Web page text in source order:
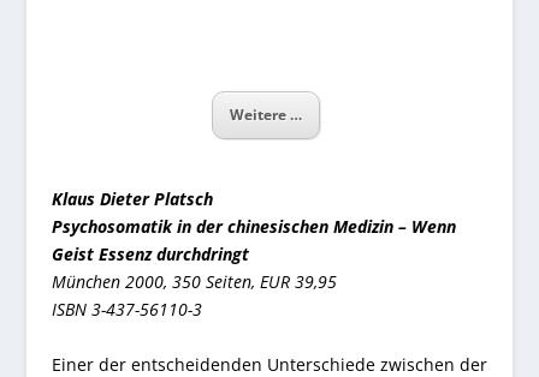
Weitere …
Klaus Dieter Platsch
Psychosomatik in der chinesischen Medizin – Wenn
Geist Essenz durchdringt
München 2000, 350 Seiten, EUR 39,95
ISBN 3-437-56110-3
Einer der entscheidenden Unterschiede zwischen der